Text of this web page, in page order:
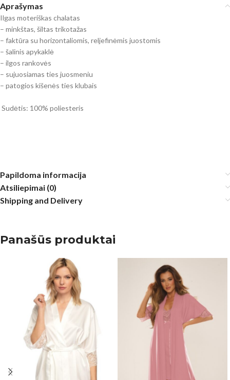
Aprašymas
Ilgas moteriškas chalatas
– minkštas, šiltas trikotažas
– faktūra su horizontaliomis, reljefinėmis juostomis
– šalinis apykaklė
– ilgos rankovės
– sujuosiamas ties juosmeniu
– patogios kišenės ties klubais
Sudėtis: 100% poliesteris
Papildoma informacija
Atsiliepimai (0)
Shipping and Delivery
Panašūs produktai